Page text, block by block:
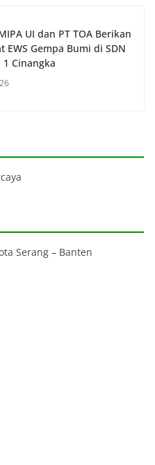
UI dan PT TOA Berikan
EWS Gempa Bumi di SDN
1 Cinangka
Serang – Banten